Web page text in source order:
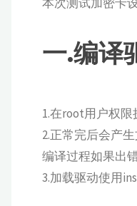
一.编译
1.在root用户权限
2.正常完后会产
编译过程如果出
3.加载驱动使用